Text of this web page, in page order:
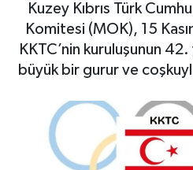
Kuzey Kıbrıs Türk
Komitesi (MOK), 15
KKTC’nin kuruluşunun
büyük bir gurur ve